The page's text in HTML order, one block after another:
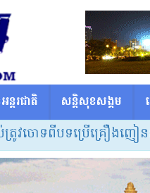
ន្តរជាតិ សន្តិសុខសង្គម
ទប្រើគ្រឿងញៀននិងបង្កគ្រ